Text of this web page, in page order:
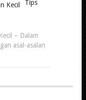
Tips
– Dalam
asal-asalan